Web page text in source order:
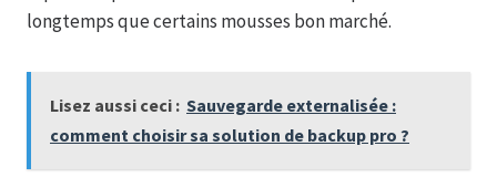
longtemps que certains mousses bon marché.
Lisez aussi ceci : Sauvegarde externalisée :
comment choisir sa solution de backup pro ?